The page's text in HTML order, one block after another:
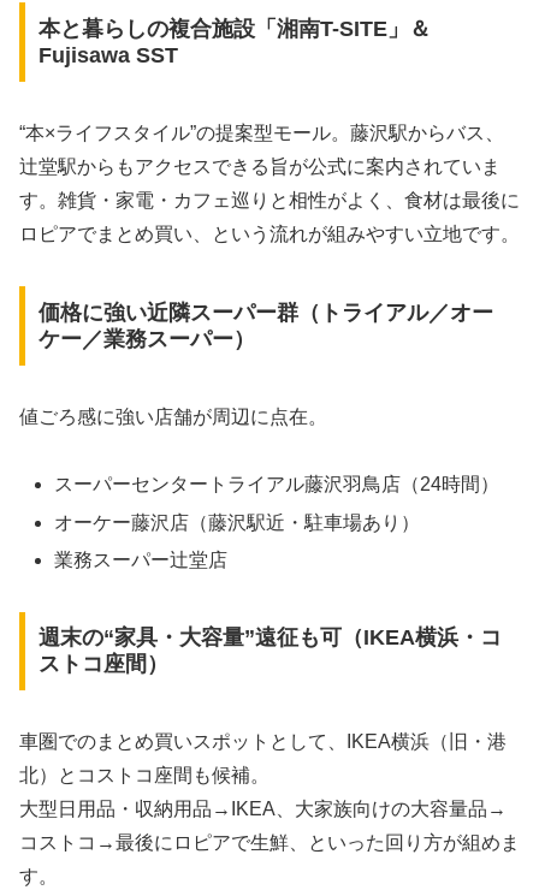
本と暮らしの複合施設「湘南T-SITE」＆
Fujisawa SST
“本×ライフスタイル”の提案型モール。藤沢駅からバス、
辻堂駅からもアクセスできる旨が公式に案内されていま
す。雑貨・家電・カフェ巡りと相性がよく、食材は最後に
ロピアでまとめ買い、という流れが組みやすい立地です。
価格に強い近隣スーパー群（トライアル／オー
ケー／業務スーパー）
値ごろ感に強い店舗が周辺に点在。
スーパーセンタートライアル藤沢羽鳥店（24時間）
オーケー藤沢店（藤沢駅近・駐車場あり）
業務スーパー辻堂店
週末の“家具・大容量”遠征も可（IKEA横浜・コ
ストコ座間）
車圏でのまとめ買いスポットとして、IKEA横浜（旧・港
北）とコストコ座間も候補。
大型日用品・収納用品→IKEA、大家族向けの大容量品→
コストコ→最後にロピアで生鮮、といった回り方が組めま
す。